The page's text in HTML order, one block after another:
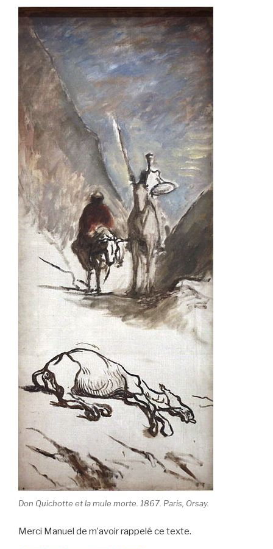
Don Quichotte et la mule morte. 1867. Paris, Orsay.
Merci Manuel de m’avoir rappelé ce texte.